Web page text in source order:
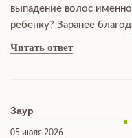
выпадение волос
ребенку? Заранее
Читать ответ
Заур
05 июля 2026